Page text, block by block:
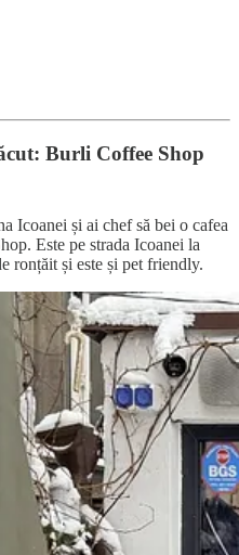
Burli Coffee Shop
Icoanei și ai chef să bei o cafea
Este pe strada Icoanei la
ronțăit și este și pet friendly.